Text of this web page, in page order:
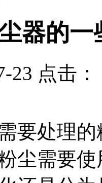
器的一
23 点击：
要处理
尘需要